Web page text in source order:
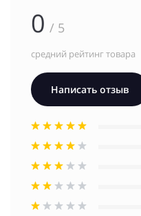
0 / 5
средний рейтинг товара
Написать отзыв